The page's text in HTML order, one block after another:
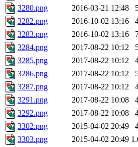
3280.png
2016-03-21 12:48
3282.png
2016-10-02 13:16
3283.png
2016-10-02 13:16
3284.png
2017-08-22 10:12
3285.png
2017-08-22 10:12
3286.png
2017-08-22 10:12
3287.png
2017-08-22 10:12
3291.png
2017-08-22 10:08
3292.png
2017-08-22 10:08
3302.png
2015-04-02 20:49
3303.png
2015-04-02 20:49